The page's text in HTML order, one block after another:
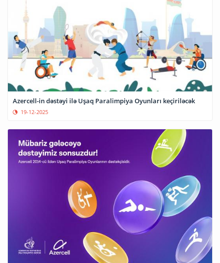
Azercell-in dəstəyi ilə Uşaq Paralimpiya Oyunları keçiriləcək
19-12-2025